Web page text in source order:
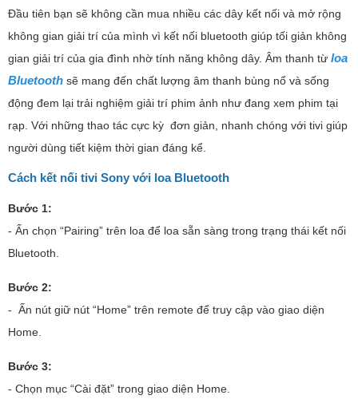
Đầu tiên bạn sẽ không cần mua nhiều các dây kết nối và mở rộng
không gian giải trí của mình vì kết nối bluetooth giúp tối giản không
gian giải trí của gia đình nhờ tính năng không dây. Âm thanh từ loa
Bluetooth sẽ mang đến chất lượng âm thanh bùng nổ và sống
động đem lại trải nghiệm giải trí phim ảnh như đang xem phim tại
rạp. Với những thao tác cực kỳ đơn giản, nhanh chóng với tivi giúp
người dùng tiết kiệm thời gian đáng kể.
Cách kết nối tivi Sony với loa Bluetooth
Bước 1:
- Ấn chọn “Pairing” trên loa để loa sẵn sàng trong trạng thái kết nối
Bluetooth.
Bước 2:
- Ấn nút giữ nút “Home” trên remote để truy cập vào giao diện
Home.
Bước 3:
- Chọn mục “Cài đặt” trong giao diện Home.